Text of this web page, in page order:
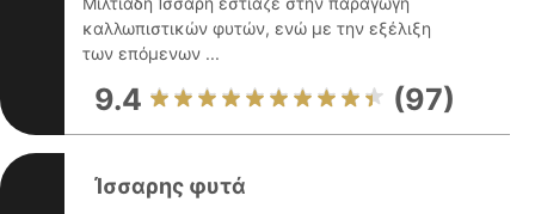
καλλωπιστικών φυτών, ενώ με την εξέλιξη
των επόμενων ...
9.4 (97)
Ίσσαρης φυτά